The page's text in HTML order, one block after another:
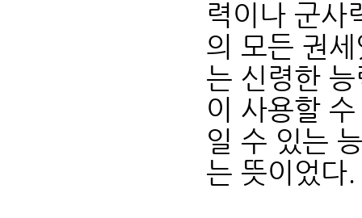
력이나 군사
의 모든 권
는 신령한
이 사용할
일 수 있는
는 뜻이었다.